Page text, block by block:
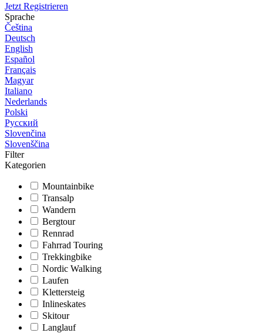
Jetzt Registrieren
Sprache
Čeština
Deutsch
English
Español
Français
Magyar
Italiano
Nederlands
Polski
Русский
Slovenčina
Slovenščina
Filter
Kategorien
Mountainbike
Transalp
Wandern
Bergtour
Rennrad
Fahrrad Touring
Trekkingbike
Nordic Walking
Laufen
Klettersteig
Inlineskates
Skitour
Langlauf